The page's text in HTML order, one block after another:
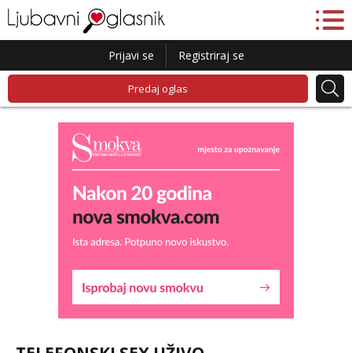
Prijavi se Registriraj se
Predaj oglas
Tel:064/677-677 - Kod: #69